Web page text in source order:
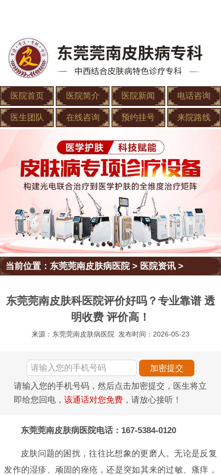
医院首页 医院简介 医院新闻 电话咨询
医生团队 在线咨询 预约挂号 来院路线
当前位置：东莞莞南皮肤病医院> 医院资讯 >
东莞莞南皮肤科医院评价好吗？专业靠谱 透
明收费 评价高！
来源：东莞莞南皮肤病医院 发布时间：2026-05-23
请输入您的手机号码，然后点击加密提交，医生将立
即给您回电， 该通话对您免费 ，请放心接听！
东莞莞南皮肤病医院电话：167-5384-0120
皮肤问题的困扰，往往比想象的更磨人。无论是反复
发作的湿疹、顽固的痤疮，还是突如其来的过敏、瘙痒，